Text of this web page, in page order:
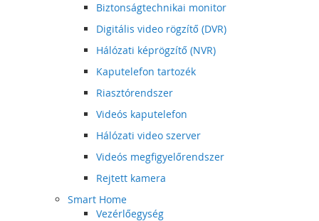
Biztonságtechnikai monitor
Digitális video rögzítő (DVR)
Hálózati képrögzítő (NVR)
Kaputelefon tartozék
Riasztórendszer
Videós kaputelefon
Hálózati video szerver
Videós megfigyelőrendszer
Rejtett kamera
Smart Home
Vezérlőegység